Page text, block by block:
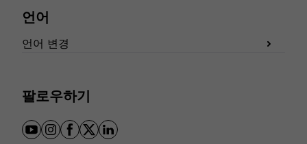
언어
언어 변경
팔로우하기
youtube
instagram
facebook
x linkedin